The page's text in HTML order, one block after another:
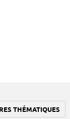
THÉMATIQUES